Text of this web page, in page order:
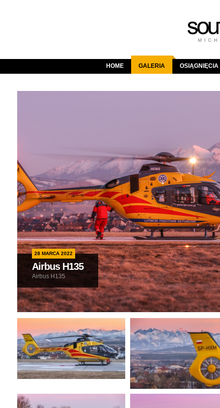
HOME GALERIA OSIĄGNIĘCIA
28 MARCA 2022
Airbus H135
Airbus H135